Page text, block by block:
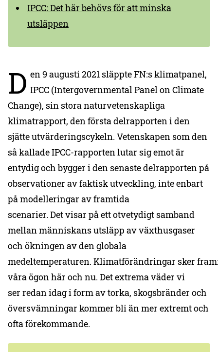
IPCC: Det här behövs för att minska
utsläppen
D en 9 augusti 2021 släppte FN:s klimatpanel,
IPCC (Intergovernmental Panel on Climate
Change), sin stora naturvetenskapliga
klimatrapport, den första delrapporten i den
sjätte utvärderingscykeln. Vetenskapen som den
så kallade IPCC-rapporten lutar sig emot är
entydig och bygger i den senaste delrapporten på
observationer av faktisk utveckling, inte enbart
på modelleringar av framtida
scenarier. Det visar på ett otvetydigt samband
mellan människans utsläpp av växthusgaser
och ökningen av den globala
medeltemperaturen. Klimatförändringar sker
våra ögon här och nu. Det extrema väder vi
ser redan idag i form av torka, skogsbränder och
översvämningar kommer bli än mer extremt och
ofta förekommande.